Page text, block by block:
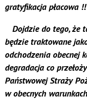
gratyfikacja płacowa !!
Dojdzie do tego, że
będzie traktowane
odchodzenia obecnej
degradacja co
Państwowej Straży
w obecnych